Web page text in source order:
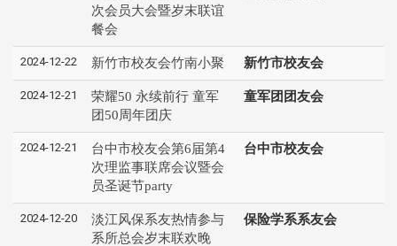
次会员大会暨岁末联谊
餐会
2024-12-22 新竹市校友会竹南小聚 新竹市校友会
2024-12-21
荣耀50 永续前行 童军
团50周年团庆
童军团团友会
2024-12-21
台中市校友会第6届第4
次理监事联席会议暨会
员圣诞节party
台中市校友会
2024-12-20
淡江风保系友热情参与
系所总会岁末联欢晚
保险学系系友会